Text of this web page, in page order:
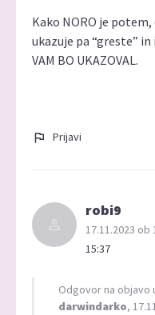
Kako NORO je
ukazuje pa “greste”
VAM BO UKAZOVAL.
Prijavi
robi9
17.11.2023 ob
15:37
Odgovor na objavo
darwindarko,